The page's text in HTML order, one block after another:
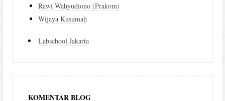
Rawi Wahyudiono (Prakom)
Wijaya Kusumah
Labschool Jakarta
KOMENTAR BLOG